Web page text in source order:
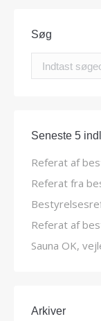
Søg
Search:
Seneste 5
Referat af
Referat fra
Referat af
Sauna OK,
Arkiver